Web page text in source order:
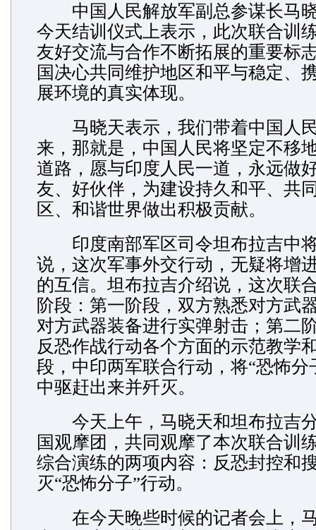
中国人民解放军副总参谋长马
今天结训仪式上表示，此次联合训
友好交流与合作不断拓展的重要标
国决心共同维护地区和平与稳定、
展环境的真实体现。
马晓天表示，我们带着中国人
来，那就是，中国人民将坚定不移
道路，愿与印度人民一道，永远做
友、好伙伴，为建设持久和平、共
区、和谐世界做出积极贡献。
印度南部军区司令坦布拉吉中
说，这次军事外交行动，无疑将增
的互信。坦布拉吉介绍说，这次联
阶段：第一阶段，双方熟悉对方武
对方武器装备进行实弹射击；第二
反恐作战行动各个方面的示范教学
段，中印两军联合行动，将“恐怖分
中驱赶出来并歼灭。
今天上午，马晓天和坦布拉吉
国观摩团，共同观摩了本次联合训
综合演练的两项内容：反恐封控和
灭“恐怖分子”行动。
在今天晚些时候的记者会上，